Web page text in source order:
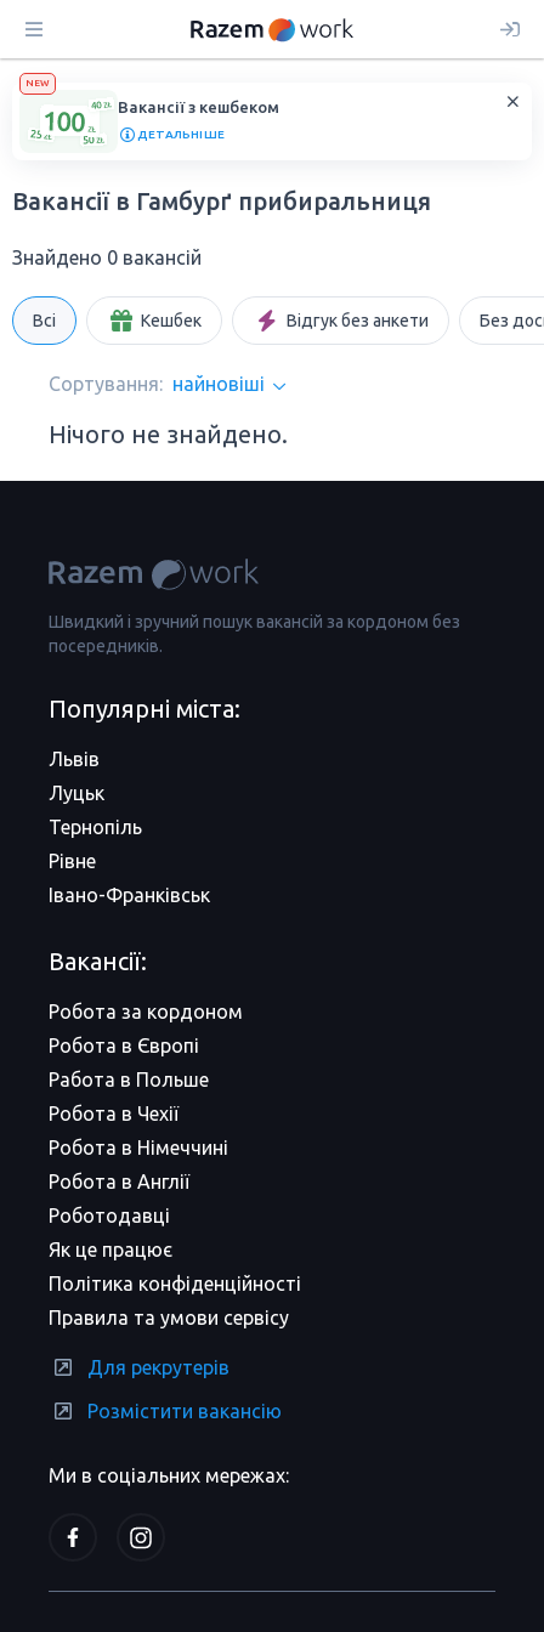
NEW
Вакансії з кешбеком
ДЕТАЛЬНІШЕ
Вакансії в Гамбурґ прибиральниця
Знайдено 0 вакансій
Всі Кешбек Відгук без анкети Без
Сортування: найновіші
Нічого не знайдено.
Швидкий і зручний пошук вакансій за кордоном без
посередників.
Ми в соціальних мережах:
Популярні міста:
Львів
Луцьк
Тернопіль
Рівне
Івано-Франківськ
Вакансії:
Робота за кордоном
Робота в Європі
Работа в Польше
Робота в Чехії
Робота в Німеччині
Робота в Англії
Роботодавці
Як це працює
Політика конфіденційності
Правила та умови сервісу
Для рекрутерів
Розмістити вакансію